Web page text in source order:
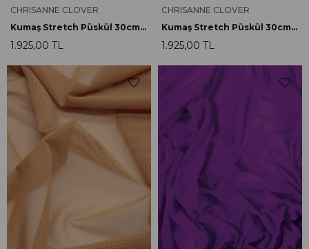
CHRISANNE CLOVER
Kumaş Stretch Püskül 30cm Metalik Gümüş
1.925,00 TL
CHRISANNE CLOVER
Kumaş Stretch Püskül 30cm Siyah
1.925,00 TL